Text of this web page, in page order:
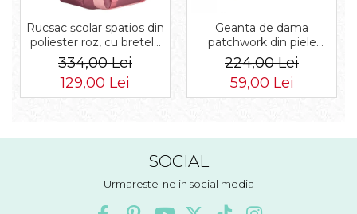
Rucsac școlar spațios din
poliester roz, cu bretele
reglabile - Peterson PTR-
PTN 8610-1327 PINK
334,00 Lei
129,00 Lei
Geanta de dama
patchwork din piele
naturala PTR-1718-SKL-
6922 MULTI
224,00 Lei
59,00 Lei
SOCIAL
Urmareste-ne in social media